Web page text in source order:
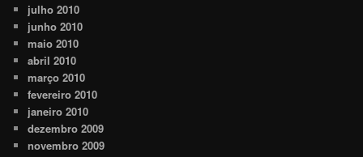
julho 2010
junho 2010
maio 2010
abril 2010
março 2010
fevereiro 2010
janeiro 2010
dezembro 2009
novembro 2009